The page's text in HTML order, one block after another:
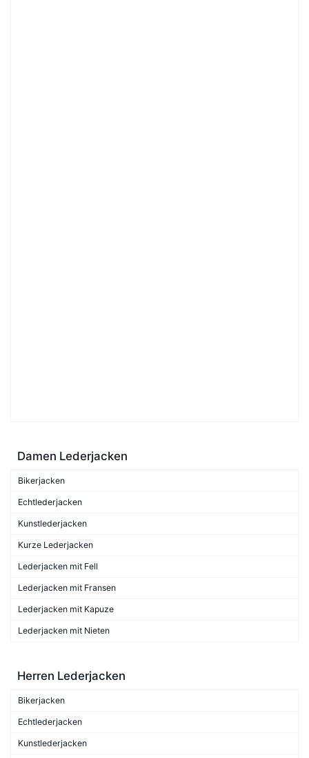
Damen Lederjacken
Bikerjacken
Echtlederjacken
Kunstlederjacken
Kurze Lederjacken
Lederjacken mit Fell
Lederjacken mit Fransen
Lederjacken mit Kapuze
Lederjacken mit Nieten
Herren Lederjacken
Bikerjacken
Echtlederjacken
Kunstlederjacken